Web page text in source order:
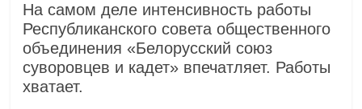
На самом деле интенсивность работы
Республиканского совета общественного
объединения «Белорусский союз
суворовцев и кадет» впечатляет. Работы
хватает.